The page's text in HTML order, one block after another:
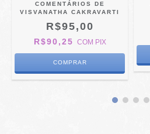
COMENTÁRIOS DE
VISVANATHA CAKRAVARTI
R$95,00
R$90,25 COM PIX